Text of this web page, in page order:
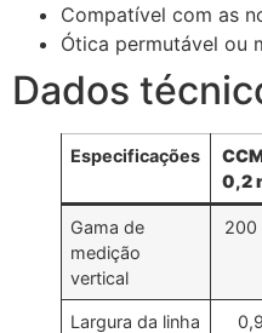
Compatível com as
Ótica permutável ou
Dados
Especificações
0,2
Gama de
medição
vertical
200
Largura da linha